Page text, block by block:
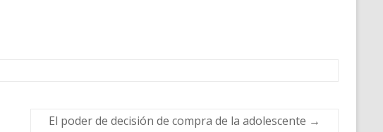
El poder de decisión de compra de la adolescente →